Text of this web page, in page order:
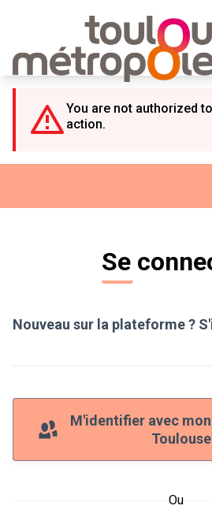
You are not authorized
action.
Se
Nouveau sur la plateforme ?
M'identifier avec
Ou